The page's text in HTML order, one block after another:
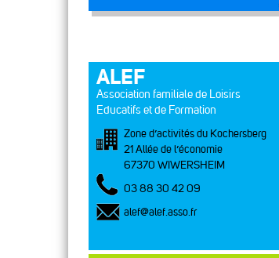
ALEF
Association familiale de Loisirs
Educatifs et de Formation
Zone d’activités du Kochersberg
21 Allée de l’économie
67370 WIWERSHEIM
03 88 30 42 09
alef@alef.asso.fr